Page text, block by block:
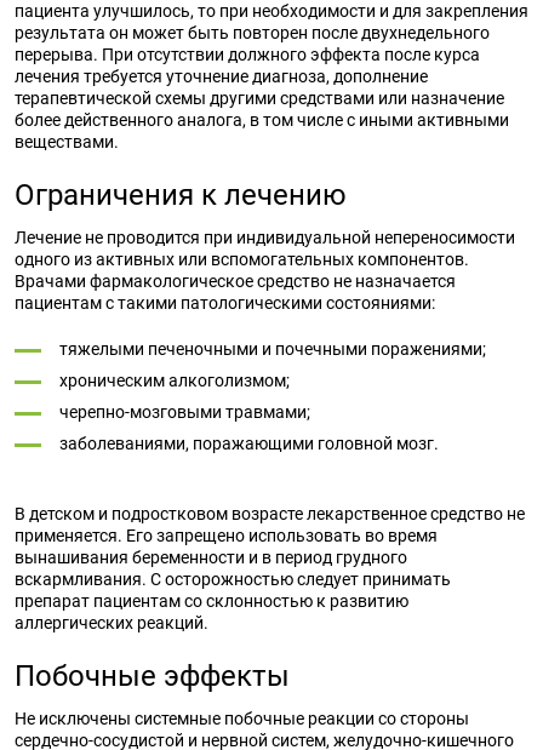
пациента улучшилось, то при необходимости и для закрепления
результата он может быть повторен после двухнедельного
перерыва. При отсутствии должного эффекта после курса
лечения требуется уточнение диагноза, дополнение
терапевтической схемы другими средствами или назначение
более действенного аналога, в том числе с иными активными
веществами.
Ограничения к лечению
Лечение не проводится при индивидуальной непереносимости
одного из активных или вспомогательных компонентов.
Врачами фармакологическое средство не назначается
пациентам с такими патологическими состояниями:
тяжелыми печеночными и почечными поражениями;
хроническим алкоголизмом;
черепно-мозговыми травмами;
заболеваниями, поражающими головной мозг.
В детском и подростковом возрасте лекарственное средство не
применяется. Его запрещено использовать во время
вынашивания беременности и в период грудного
вскармливания. С осторожностью следует принимать
препарат пациентам со склонностью к развитию
аллергических реакций.
Побочные эффекты
Не исключены системные побочные реакции со стороны
сердечно-сосудистой и нервной систем, желудочно-кишечного